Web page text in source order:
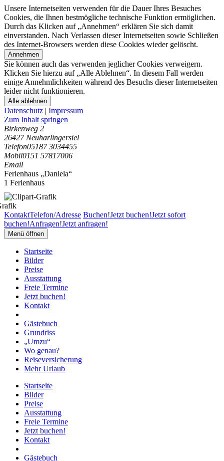
Unsere Internetseiten verwenden für die Dauer Ihres Besuches
Cookies, die Ihnen bestmögliche technische Funktion ermöglichen.
Durch das Klicken auf „Annehmen“ erklären Sie sich damit
einverstanden. Nach Verlassen dieser Internetseiten sowie Schließen
des Internet-Browsers werden diese Cookies wieder gelöscht.
Annehmen
Sie können auch das verwenden jeglicher Cookies verweigern.
Klicken Sie hierzu auf „Alle Ablehnen“. In diesem Fall werden
einige Annehmlichkeiten während des Besuchs dieser Internetseiten
leider nicht funktionieren.
Alle ablehnen
Datenschutz | Impressum
Zum Inhalt springen
Birkenweg 2
26427 Neuharlingersiel
Telefon05187 3034455
Mobil0151 57817006
Email
Ferienhaus „Daniela“
1 Ferienhaus
KontaktTelefon/Adresse Buchen!Jetzt buchen!Jetzt sofort
buchen!Anfragen!Jetzt anfragen!
Menü öffnen
Startseite
Bilder
Preise
Ausstattung
Freie Termine
Jetzt buchen!
Kontakt
Gästebuch
Grundriss
„Umzu“
Wo genau?
Reiseversicherung
Mehr Urlaub
Startseite
Bilder
Preise
Ausstattung
Freie Termine
Jetzt buchen!
Kontakt
Gästebuch